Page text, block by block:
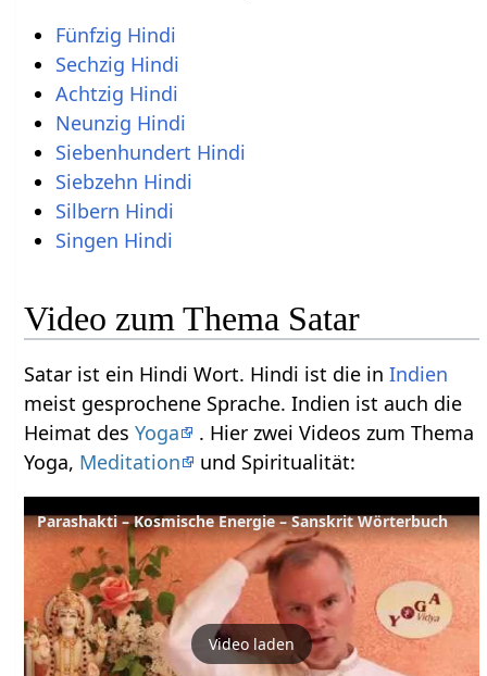
Fünfzig Hindi
Sechzig Hindi
Achtzig Hindi
Neunzig Hindi
Siebenhundert Hindi
Siebzehn Hindi
Silbern Hindi
Singen Hindi
Video zum Thema Satar
Satar ist ein Hindi Wort. Hindi ist die inIndien
meist gesprochene Sprache. Indien ist auch die
Heimat desYoga
. Hier zwei Videos zum Thema
Yoga, Meditation und Spiritualität:
Parashakti – Kosmische Energie – Sanskrit Wörterbuch
Video laden